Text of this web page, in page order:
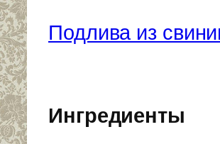
Подлива из
Ингредиенты